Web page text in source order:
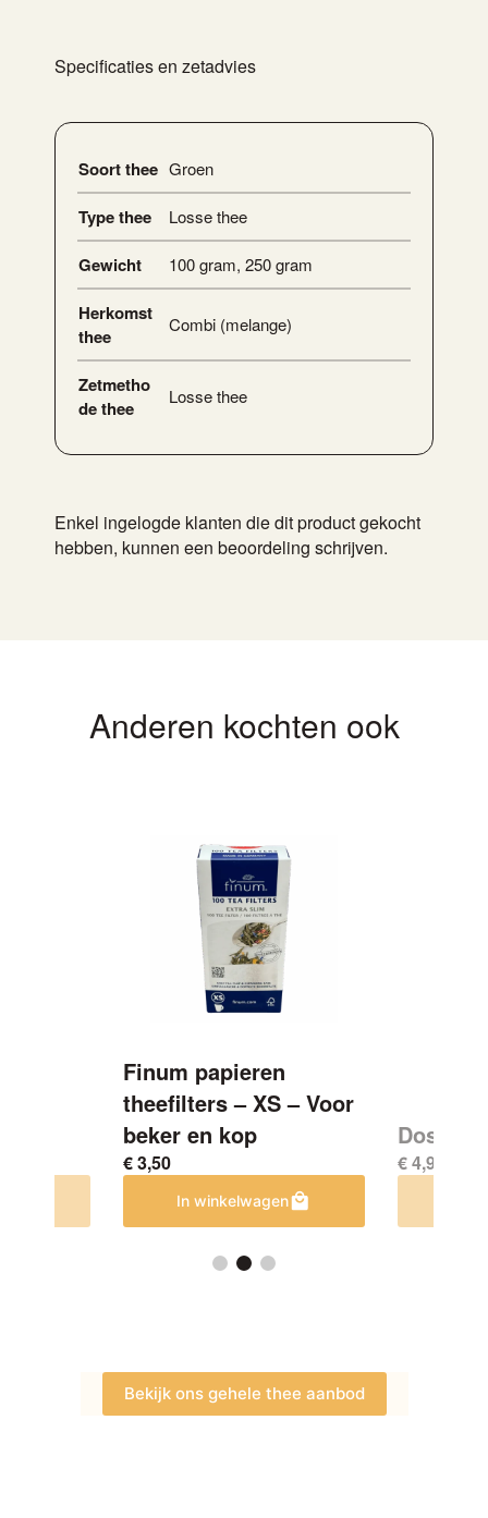
Enkel ingelogde klanten die dit product gekocht
hebben, kunnen een beoordeling schrijven.
Specificaties en zetadvies
Soort thee Groen
Type thee Losse thee
Gewicht 100 gram, 250 gram
Herkomst
thee
Combi (melange)
Zetmetho
de thee
Losse thee
Anderen kochten ook
gekozen
worden
Finum papieren
theefilters – XS – Voor
beker en kop
€3,50
In winkelwagen
€4,95
Bekijk ons gehele thee aanbod